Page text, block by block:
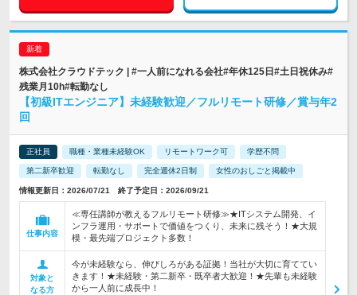
株式会社クラウドテック | #一人前になれる会社#年休125日#土日祝休み#
残業月10h#転勤なし
【初級ITエンジニア】未経験歓迎／フルリモート研修／賞与年2
回
正社員 職種・業種未経験OK リモートワーク可 学歴不問
第二新卒歓迎 転勤なし 完全週休2日制 女性のおしごと掲載中
情報更新日：2026/07/21 終了予定日：2026/09/21
仕事内容
≪専任講師が教えるフルリモート研修≫★ITシステム開発、イ
ンフラ運用・サポートで価値をつくり、未来に残そう！★大規
模・最先端プロジェクト多数！
対象と
なる方
今が未経験なら、伸びしろがある証拠！当社が大切に育ててい
きます！★未経験・第二新卒・既卒者大歓迎！★先輩も未経験
から一人前に成長中！